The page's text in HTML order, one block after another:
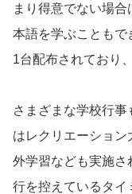
まり得意でない場
本語を学ぶこともで
1台配布されており
さまざまな学校行
はレクリエーショ
外学習なども実施さ
行を控えているタイ